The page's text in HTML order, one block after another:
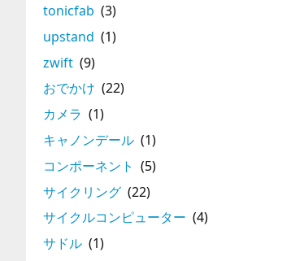
tonicfab (3)
upstand (1)
zwift (9)
おでかけ (22)
カメラ (1)
キャノンデール (1)
コンポーネント (5)
サイクリング (22)
サイクルコンピューター (4)
サドル (1)